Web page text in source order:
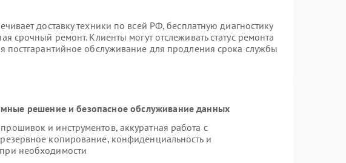
доставку техники по всей РФ, бесплатную диагностику
срочный ремонт. Клиенты могут отслеживать статус ремонта
постгарантийное обслуживание для продления срока службы
решение и безопасное обслуживание данных
и инструментов, аккуратная работа с
копирование, конфиденциальность и
необходимости